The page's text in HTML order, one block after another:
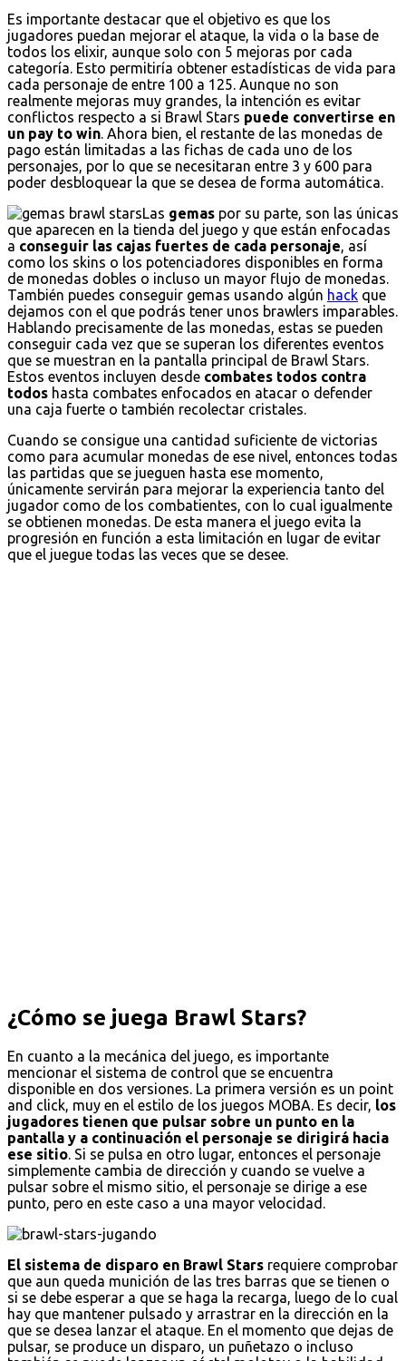
Es importante destacar que el objetivo es que los
jugadores puedan mejorar el ataque, la vida o la base de
todos los elixir, aunque solo con 5 mejoras por cada
categoría. Esto permitiría obtener estadísticas de vida para
cada personaje de entre 100 a 125. Aunque no son
realmente mejoras muy grandes, la intención es evitar
conflictos respecto a si Brawl Stars puede convertirse en
un pay to win . Ahora bien, el restante de las monedas de
pago están limitadas a las fichas de cada uno de los
personajes, por lo que se necesitaran entre 3 y 600 para
poder desbloquear la que se desea de forma automática.
Las gemas por su parte, son las únicas
que aparecen en la tienda del juego y que están enfocadas
a conseguir las cajas fuertes de cada personaje , así
como los skins o los potenciadores disponibles en forma
de monedas dobles o incluso un mayor flujo de monedas.
También puedes conseguir gemas usando algún hack que
dejamos con el que podrás tener unos brawlers imparables.
Hablando precisamente de las monedas, estas se pueden
conseguir cada vez que se superan los diferentes eventos
que se muestran en la pantalla principal de Brawl Stars.
Estos eventos incluyen desde combates todos contra
todos hasta combates enfocados en atacar o defender
una caja fuerte o también recolectar cristales.
Cuando se consigue una cantidad suficiente de victorias
como para acumular monedas de ese nivel, entonces todas
las partidas que se jueguen hasta ese momento,
únicamente servirán para mejorar la experiencia tanto del
jugador como de los combatientes, con lo cual igualmente
se obtienen monedas. De esta manera el juego evita la
progresión en función a esta limitación en lugar de evitar
que el juegue todas las veces que se desee.
¿Cómo se juega Brawl Stars?
En cuanto a la mecánica del juego, es importante
mencionar el sistema de control que se encuentra
disponible en dos versiones. La primera versión es un point
and click, muy en el estilo de los juegos MOBA. Es decir, los
jugadores tienen que pulsar sobre un punto en la
pantalla y a continuación el personaje se dirigirá hacia
ese sitio. Si se pulsa en otro lugar, entonces el personaje
simplemente cambia de dirección y cuando se vuelve a
pulsar sobre el mismo sitio, el personaje se dirige a ese
punto, pero en este caso a una mayor velocidad.
El sistema de disparo en Brawl Stars requiere comprobar
que aun queda munición de las tres barras que se tienen o
si se debe esperar a que se haga la recarga, luego de lo cual
hay que mantener pulsado y arrastrar en la dirección en la
que se desea lanzar el ataque. En el momento que dejas de
pulsar, se produce un disparo, un puñetazo o incluso